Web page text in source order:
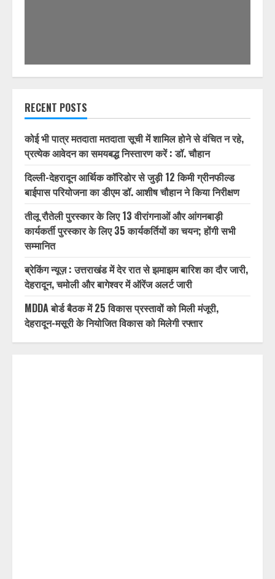
RECENT POSTS
कोई भी पात्र मतदाता मतदाता सूची में शामिल होने से वंचित न रहे,
प्रत्येक आवेदन का समयबद्ध निस्तारण करें : डॉ. चौहान
दिल्ली-देहरादून आर्थिक कॉरिडोर से जुड़ी 12 किमी ग्रीनफील्ड
बाईपास परियोजना का डीएम डॉ. आशीष चौहान ने किया निरीक्षण
तीलू रौतेली पुरस्कार के लिए 13 वीरांगनाओं और आंगनबाड़ी
कार्यकर्ती पुरस्कार के लिए 35 कार्यकर्तियों का चयन; होंगी सभी
सम्मानित
ब्रेकिंग न्यूज़ : उत्तराखंड में देर रात से झमाझम बारिश का दौर जारी,
देहरादून, चमोली और बागेश्वर में ऑरेंज अलर्ट जारी
MDDA बोर्ड बैठक में 25 विकास प्रस्तावों को मिली मंजूरी,
देहरादून-मसूरी के नियोजित विकास को मिलेगी रफ्तार